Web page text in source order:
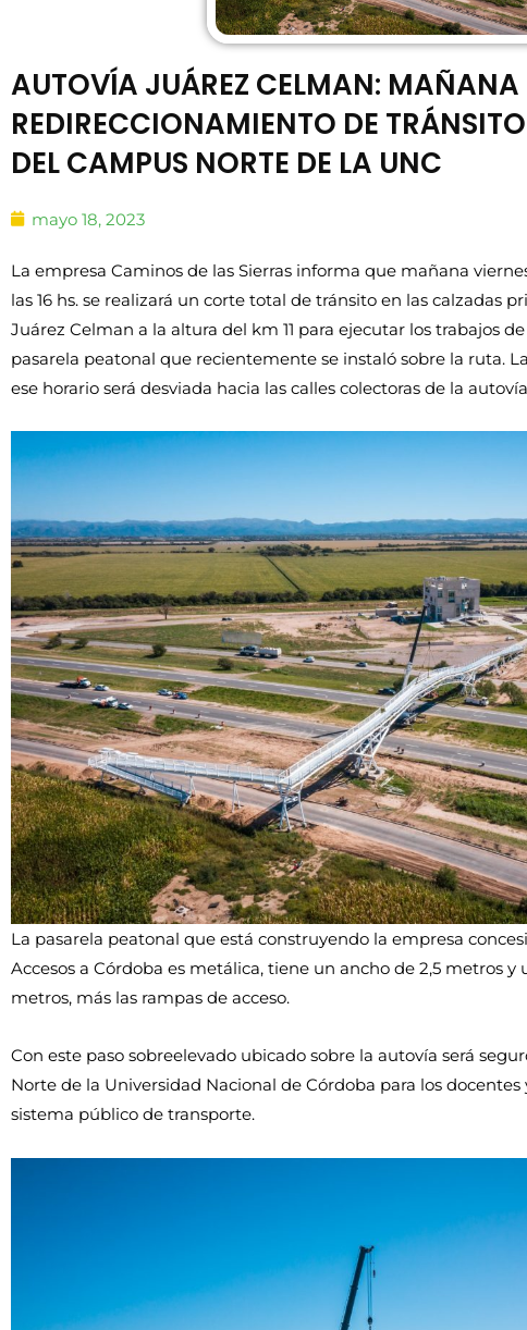
AUTOVÍA JUÁREZ CELMAN:
REDIRECCIONAMIENTO DE
DEL CAMPUS NORTE DE LA UNC
mayo 18, 2023
La empresa Caminos de las Sierras informa que mañana
las 16 hs. se realizará un corte total de tránsito en las calzadas
Juárez Celman a la altura del km 11 para ejecutar los trabajos
pasarela peatonal que recientemente se instaló sobre la ruta.
ese horario será desviada hacia las calles colectoras de la
La pasarela peatonal que está construyendo la empresa
Accesos a Córdoba es metálica, tiene un ancho de 2,5 metros y
metros, más las rampas de acceso.
Con este paso sobreelevado ubicado sobre la autovía será
Norte de la Universidad Nacional de Córdoba para los
sistema público de transporte.